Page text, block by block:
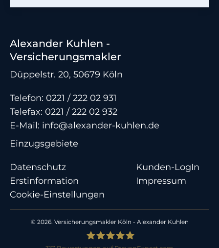
Alexander Kuhlen -
Versicherungsmakler
Düppelstr. 20, 50679 Köln
Telefon: 0221 / 222 02 931
Telefax: 0221 / 222 02 932
E-Mail: info@alexander-kuhlen.de
Einzugsgebiete
Datenschutz
Kunden-LogIn
Erstinformation
Impressum
Cookie-Einstellungen
© 2026. Versicherungsmakler Köln - Alexander Kuhlen